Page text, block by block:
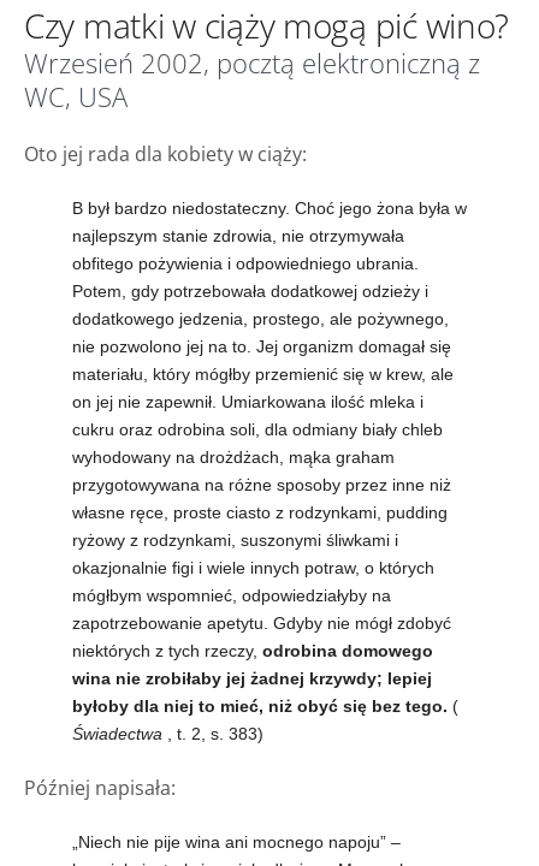
Czy matki w ciąży mogą pić wino?
Wrzesień 2002, pocztą elektroniczną z
WC, USA
Oto jej rada dla kobiety w ciąży:
B był bardzo niedostateczny. Choć jego żona była w
najlepszym stanie zdrowia, nie otrzymywała
obfitego pożywienia i odpowiedniego ubrania.
Potem, gdy potrzebowała dodatkowej odzieży i
dodatkowego jedzenia, prostego, ale pożywnego,
nie pozwolono jej na to. Jej organizm domagał się
materiału, który mógłby przemienić się w krew, ale
on jej nie zapewnił. Umiarkowana ilość mleka i
cukru oraz odrobina soli, dla odmiany biały chleb
wyhodowany na drożdżach, mąka graham
przygotowywana na różne sposoby przez inne niż
własne ręce, proste ciasto z rodzynkami, pudding
ryżowy z rodzynkami, suszonymi śliwkami i
okazjonalnie figi i wiele innych potraw, o których
mógłbym wspomnieć, odpowiedziałyby na
zapotrzebowanie apetytu. Gdyby nie mógł zdobyć
niektórych z tych rzeczy, odrobina domowego
wina nie zrobiłaby jej żadnej krzywdy; lepiej
byłoby dla niej to mieć, niż obyć się bez tego. (
Świadectwa , t. 2, s. 383)
Później napisała:
„Niech nie pije wina ani mocnego napoju” –